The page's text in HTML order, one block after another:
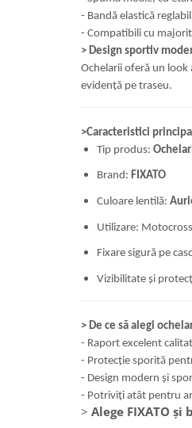
- Bandă elastică
- Compatibili cu
> Design sportiv
Ochelarii oferă un look
evidență pe traseu.
>Caracteristici
Tip produs:
Brand: FIXATO
Culoare lentilă:
Utilizare:
Fixare sigură pe
Vizibilitate și
> De ce să alegi
- Raport excelent
- Protecție sporită
- Design modern și
- Potriviți atât pentru
> Alege FIXATO